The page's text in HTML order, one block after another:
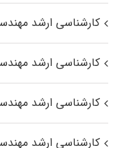
کارشناسی ارشد
کارشناسی ارشد
کارشناسی ارشد
کارشناسی ارشد